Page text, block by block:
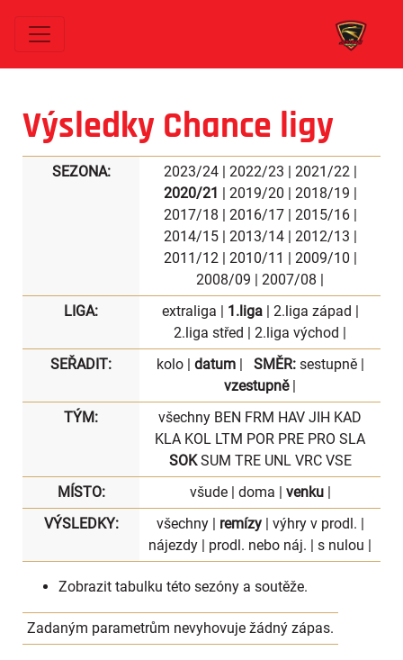
Výsledky Chance ligy
SEZONA: 2023/24| 2022/23 | 2021/22|
2020/21 | 2019/20 | 2018/19 |
2017/18 | 2016/17| 2015/16|
2014/15| 2013/14| 2012/13 |
2011/12| 2010/11 | 2009/10 |
2008/09 | 2007/08 |
LIGA:
extraliga | 1.liga| 2.liga západ |
2.liga střed | 2.liga východ |
SEŘADIT:
kolo| datum| SMĚR: sestupně|
vzestupně|
TÝM:
všechny BEN FRM HAV JIH KAD
KLA KOL LTM POR PRE PRO SLA
SOK SUM TRE UNL VRC VSE
MÍSTO:
všude| doma | venku|
VÝSLEDKY:
všechny| remízy| výhry v prodl. |
nájezdy | prodl. nebo náj. | s nulou |
Zobrazit tabulku této sezóny a soutěže.
Zadaným parametrům nevyhovuje žádný zápas.